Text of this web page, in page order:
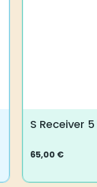
S Receiver 5
65,00 €